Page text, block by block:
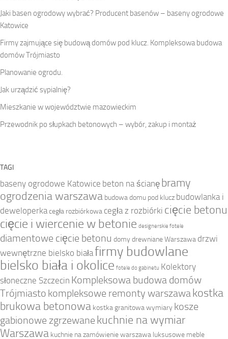
Jaki basen ogrodowy wybrać? Producent basenów – baseny ogrodowe
Katowice
Firmy zajmujące się budową domów pod klucz. Kompleksowa budowa
domów Trójmiasto
Planowanie ogrodu.
Jak urządzić sypialnię?
Mieszkanie w województwie mazowieckim
Przewodnik po słupkach betonowych – wybór, zakup i montaż
TAGI
baseny ogrodowe Katowice beton na ścianę bramy
ogrodzenia warszawa budowa domu pod klucz budowlanka i
deweloperkacegła rozbiórkowa cegła z rozbiórki cięcie betonu
cięcie i wiercenie w betonie designerskie fotele
diamentowe cięcie betonu domy drewniane Warszawa drzwi
wewnętrzne bielsko białafirmy budowlane
bielsko biała i okolice fotele do gabinetu Kolektory
słoneczne Szczecin Kompleksowa budowa domów
Trójmiasto kompleksowe remonty warszawakostka
brukowa betonowa kostka granitowa wymiary kosze
gabionowe zgrzewane kuchnie na wymiar
Warszawa kuchnie na zamówienie warszawa luksusowe meble